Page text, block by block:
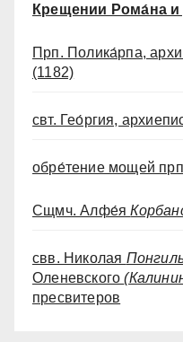
Крещении Рома́на и
Прп. Полика́рпа,
(1182)
свт. Гео́ргия,
обре́тение мощей
Сщмч. Алфе́я
свв. Николая
Оленевского
пресвитеров